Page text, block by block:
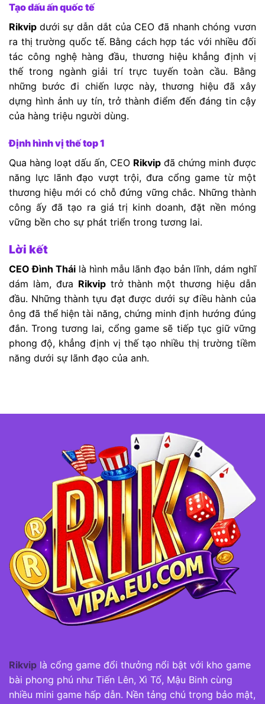
Tạo dấu ấn quốc tế
Rikvip dưới sự dẫn dắt của CEO đã nhanh chóng vươn
ra thị trường quốc tế. Bằng cách hợp tác với nhiều đối
tác công nghệ hàng đầu, thương hiệu khẳng định vị
thế trong ngành giải trí trực tuyến toàn cầu. Bằng
những bước đi chiến lược này, thương hiệu đã xây
dựng hình ảnh uy tín, trở thành điểm đến đáng tin cậy
của hàng triệu người dùng.
Định hình vị thế top 1
Qua hàng loạt dấu ấn, CEO Rikvip đã chứng minh được
năng lực lãnh đạo vượt trội, đưa cổng game từ một
thương hiệu mới có chỗ đứng vững chắc. Những thành
công ấy đã tạo ra giá trị kinh doanh, đặt nền móng
vững bền cho sự phát triển trong tương lai.
Lời kết
CEO Đình Thái là hình mẫu lãnh đạo bản lĩnh, dám nghĩ
dám làm, đưa Rikviptrở thành một thương hiệu dẫn
đầu. Những thành tựu đạt được dưới sự điều hành của
ông đã thể hiện tài năng, chứng minh định hướng đúng
đắn. Trong tương lai, cổng game sẽ tiếp tục giữ vững
phong độ, khẳng định vị thế tạo nhiều thị trường tiềm
năng dưới sự lãnh đạo của anh.
Rikvip là cổng game đổi thưởng nổi bật với kho game
bài phong phú như Tiến Lên, Xì Tố, Mậu Binh cùng
nhiều mini game hấp dẫn. Nền tảng chú trọng bảo mật,